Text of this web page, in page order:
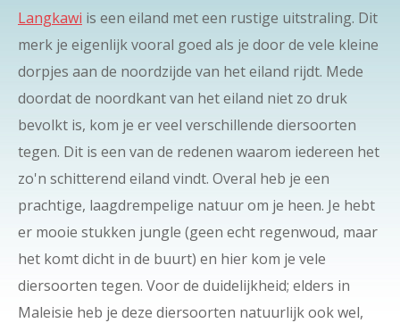
Langkawi is een eiland met een rustige uitstraling. Dit
merk je eigenlijk vooral goed als je door de vele kleine
dorpjes aan de noordzijde van het eiland rijdt. Mede
doordat de noordkant van het eiland niet zo druk
bevolkt is, kom je er veel verschillende diersoorten
tegen. Dit is een van de redenen waarom iedereen het
zo'n schitterend eiland vindt. Overal heb je een
prachtige, laagdrempelige natuur om je heen. Je hebt
er mooie stukken jungle (geen echt regenwoud, maar
het komt dicht in de buurt) en hier kom je vele
diersoorten tegen. Voor de duidelijkheid; elders in
Maleisie heb je deze diersoorten natuurlijk ook wel,